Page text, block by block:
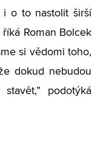
i o to nastolit širší
Roman Bolcek
si vědomi toho,
dokud nebudou
podotýká